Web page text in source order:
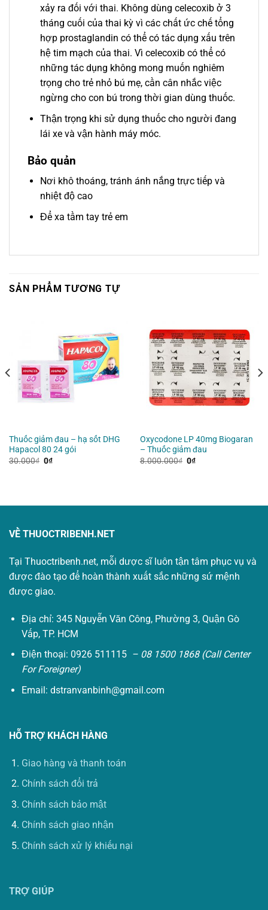
xảy ra đối với thai. Không dùng celecoxib ở 3
tháng cuối của thai kỳ vì các chất ức chế tổng
hợp prostaglandin có thể có tác dụng xấu trên
hệ tim mạch của thai. Vì celecoxib có thể có
những tác dụng không mong muốn nghiêm
trọng cho trẻ nhỏ bú mẹ, cần cân nhắc việc
ngừng cho con bú trong thời gian dùng thuốc.
Thận trọng khi sử dụng thuốc cho người đang
lái xe và vận hành máy móc.
Bảo quản
Nơi khô thoáng, tránh ánh nắng trực tiếp và
nhiệt độ cao
Để xa tầm tay trẻ em
SẢN PHẨM TƯƠNG TỰ
Thuốc giảm đau – hạ sốt DHG
Hapacol 80 24 gói
30.000₫ Giá
0₫Giá
Oxycodone LP 40mg Biogaran
– Thuốc giảm đau
8.000.000₫ Giá
0₫Giá
VỀ THUOCTRIBENH.NET
Tại Thuoctribenh.net, mỗi dược sĩ luôn tận tâm phục vụ và
được đào tạo để hoàn thành xuất sắc những sứ mệnh
được giao.
Địa chỉ: 345 Nguyễn Văn Công, Phường 3, Quận Gò
Vấp, TP. HCM
Điện thoại: 0926 511115 – 08 1500 1868 (Call Center
For Foreigner)
Email: dstranvanbinh@gmail.com
HỖ TRỢ KHÁCH HÀNG
Giao hàng và thanh toán
Chính sách đổi trả
Chính sách bảo mật
Chính sách giao nhận
Chính sách xử lý khiếu nại
TRỢ GIÚP